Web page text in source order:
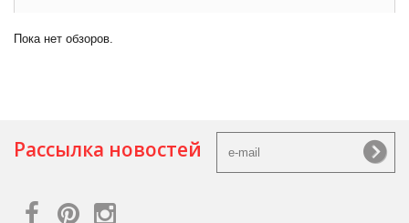
Пока нет обзоров.
Рассылка новостей